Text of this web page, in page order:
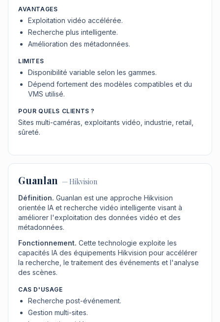
AVANTAGES
Exploitation vidéo accélérée.
Recherche plus intelligente.
Amélioration des métadonnées.
LIMITES
Disponibilité variable selon les gammes.
Dépend fortement des modèles compatibles et du
VMS utilisé.
POUR QUELS CLIENTS ?
Sites multi-caméras, exploitants vidéo, industrie, retail,
sûreté.
Guanlan — Hikvision
Définition. Guanlan est une approche Hikvision
orientée IA et recherche vidéo intelligente visant à
améliorer l'exploitation des données vidéo et des
métadonnées.
Fonctionnement. Cette technologie exploite les
capacités IA des équipements Hikvision pour accélérer
la recherche, le traitement des événements et l'analyse
des scènes.
CAS D'USAGE
Recherche post-événement.
Gestion multi-sites.